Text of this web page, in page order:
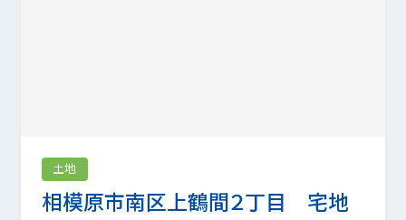
相模原市南区上鶴間２丁目 宅地
土地